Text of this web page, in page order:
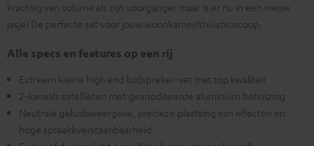
krachtig van volume als zijn voorganger maar is er nu in een nieuw
jasje! De perfecte set voor jouw woonkamer/thuisbioscoop.
Alle specs en features op een rij
Extreem kleine high end luidspreker-set met top kwaliteit
2-kanaals satellieten met geanodiseerde aluminium behuizing
Neutrale geluidsweergave, precieze plaatsing van effecten en
hoge spraakkverstaanbaarheid